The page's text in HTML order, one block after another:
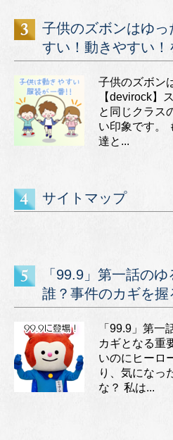
子供のズボンはゆ
すい！動きやすい！
子供のズボン
【devirock】
と同じクラス
い印象です。
達と...
サイトマップ
「99.9」第一話の
誰？事件のカギを
「99.9」第一
カギとなる重
いのにヒーロ
り、気になっ
な？ 私は...